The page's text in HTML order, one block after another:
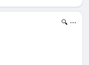
🔍 ⋯